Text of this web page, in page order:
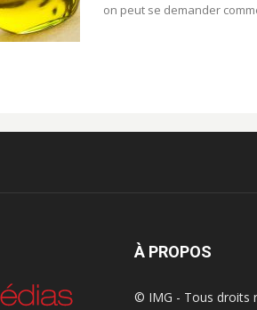
on peut se demander
À PROPOS
© IMG - Tous droits